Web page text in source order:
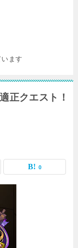
ます
正クエスト！
0